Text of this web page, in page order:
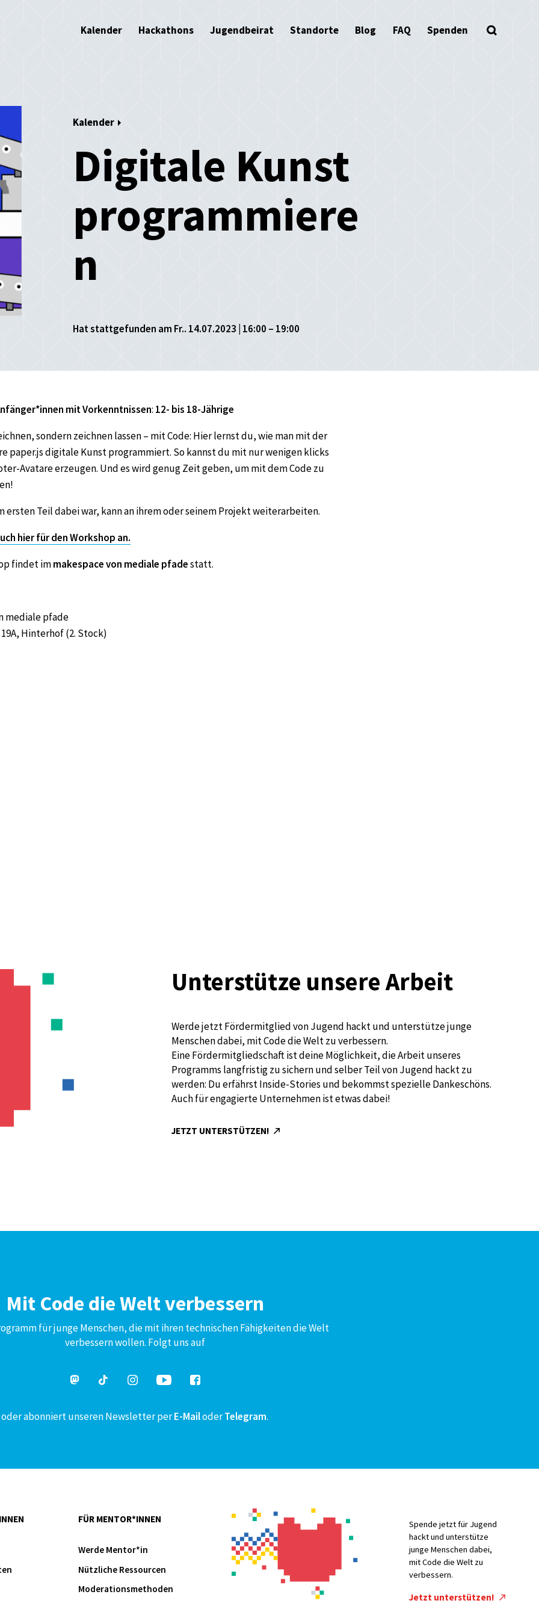
Kalender Hackathons Jugendbeirat Standorte Blog FAQ Spenden
Kalender
Digitale Kunst
programmiere
n
Hat stattgefunden am Fr.. 14.07.2023 | 16:00 – 19:00
mit Vorkenntnissen: 12- bis 18-Jährige
sondern zeichnen lassen – mit Code: Hier lernst du, wie man mit der
paper.js digitale Kunst programmiert. So kannst du mit nur wenigen klicks
Avatare erzeugen. Und es wird genug Zeit geben, um mit dem Code zu
ersten Teil dabei war, kann an ihrem oder seinem Projekt weiterarbeiten.
hier für den Workshop an.
findet immakespace von mediale pfadestatt.
mediale pfade
Hinterhof (2. Stock)
Unterstütze unsere Arbeit
Werde jetzt Fördermitglied von Jugend hackt und unterstütze junge
Menschen dabei, mit Code die Welt zu verbessern.
Eine Fördermitgliedschaft ist deine Möglichkeit, die Arbeit unseres
Programms langfristig zu sichern und selber Teil von Jugend hackt zu
werden: Du erfährst Inside-Stories und bekommst spezielle Dankeschöns.
Auch für engagierte Unternehmen ist etwas dabei!
JETZT UNTERSTÜTZEN!
Mit Code die Welt verbessern
für junge Menschen, die mit ihren technischen Fähigkeiten die Welt
verbessern wollen. Folgt uns auf
oder abonniert unseren Newsletter perE-MailoderTelegram.
FÜR MENTOR*INNEN
Werde Mentor*in
Nützliche Ressourcen
Moderationsmethoden
Spende jetzt für Jugend
hackt und unterstütze
junge Menschen dabei,
mit Code die Welt zu
verbessern.
Jetzt unterstützen!